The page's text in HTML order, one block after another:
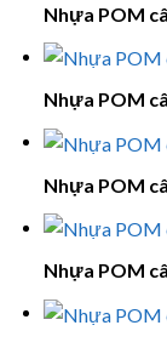
Nhựa POM
Nhựa POM
Nhựa POM
Nhựa POM